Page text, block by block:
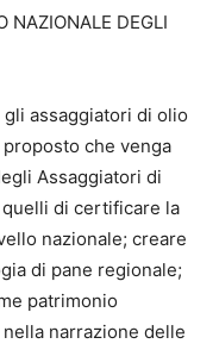
NAZIONALE DEGLI
assaggiatori di olio
proposto che venga
Assaggiatori di
quelli di certificare la
nazionale; creare
di pane regionale;
patrimonio
narrazione delle